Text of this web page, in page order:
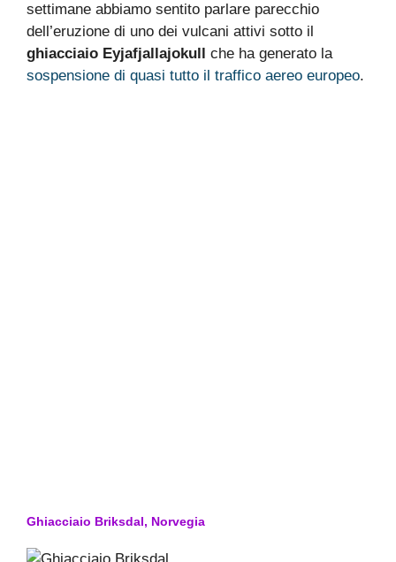
settimane abbiamo sentito parlare parecchio
dell’eruzione di uno dei vulcani attivi sotto il
ghiacciaio Eyjafjallajokull
che ha generato la
sospensione di quasi tutto il traffico aereo europeo.
Ghiacciaio Briksdal, Norvegia